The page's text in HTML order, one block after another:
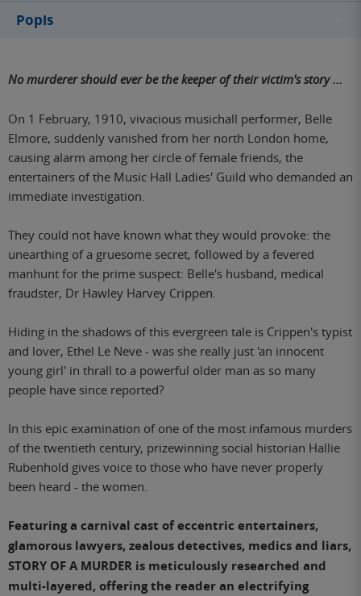
Popis
No murderer should ever be the keeper of their victim's story ...
On 1 February, 1910, vivacious musichall performer, Belle
Elmore, suddenly vanished from her north London home,
causing alarm among her circle of female friends, the
entertainers of the Music Hall Ladies' Guild who demanded an
immediate investigation.
They could not have known what they would provoke: the
unearthing of a gruesome secret, followed by a fevered
manhunt for the prime suspect: Belle's husband, medical
fraudster, Dr Hawley Harvey Crippen.
Hiding in the shadows of this evergreen tale is Crippen's typist
and lover, Ethel Le Neve - was she really just 'an innocent
young girl' in thrall to a powerful older man as so many
people have since reported?
In this epic examination of one of the most infamous murders
of the twentieth century, prizewinning social historian Hallie
Rubenhold gives voice to those who have never properly
been heard - the women.
Featuring a carnival cast of eccentric entertainers,
glamorous lawyers, zealous detectives, medics and liars,
STORY OF A MURDER is meticulously researched and
multi-layered, offering the reader an electrifying